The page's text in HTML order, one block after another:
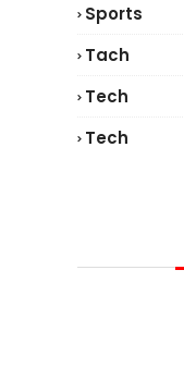
Sports
Tach
Tech
Tech